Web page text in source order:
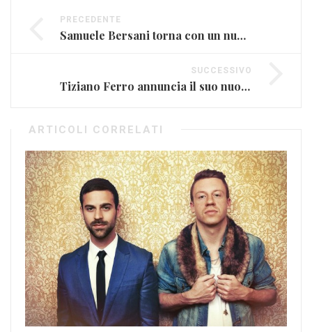
PRECEDENTE
Samuele Bersani torna con un nuovo disco, “La Fortuna che abbiamo”
SUCCESSIVO
Tiziano Ferro annuncia il suo nuovo album ”Il mestiere della vita” (FOTO E VIDEO)
ARTICOLI CORRELATI